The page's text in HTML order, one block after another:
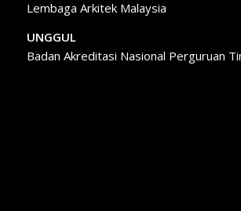
Lembaga Arkitek Malaysia
UNGGUL
Badan Akreditasi Nasional Perguruan